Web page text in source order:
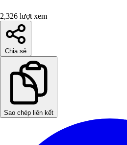
2,326 lượt xem
Chia sẻ
Sao chép liên kết